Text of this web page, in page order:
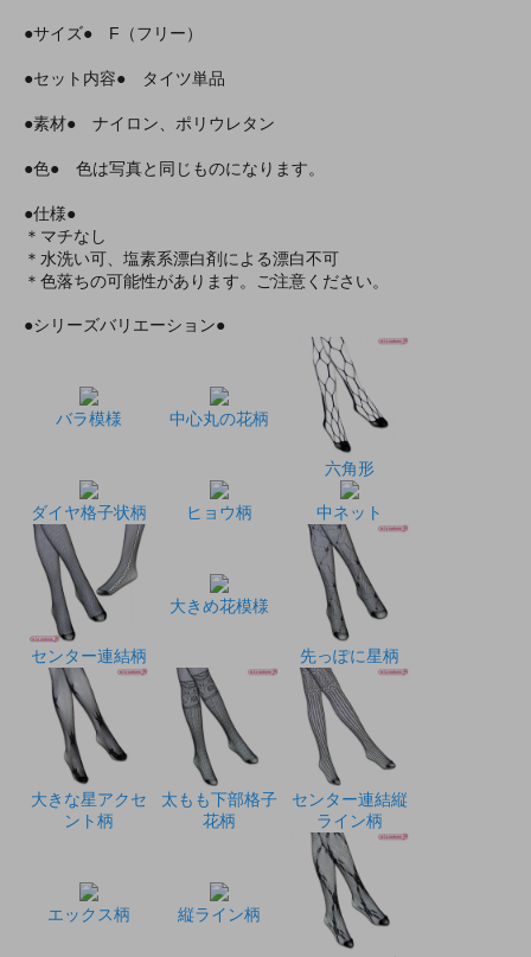
●サイズ● F（フリー）
●セット内容● タイツ単品
●素材● ナイロン、ポリウレタン
●色● 色は写真と同じものになります。
●仕様●
＊マチなし
＊水洗い可、塩素系漂白剤による漂白不可
＊色落ちの可能性があります。ご注意ください。
●シリーズバリエーション●
バラ模様 中心丸の花柄
六角形
ダイヤ格子状柄 ヒョウ柄 中ネット
センター連結柄
大きめ花模様
先っぽに星柄
大きな星アクセ
ント柄
太もも下部格子
花柄
センター連結縦
ライン柄
エックス柄 縦ライン柄